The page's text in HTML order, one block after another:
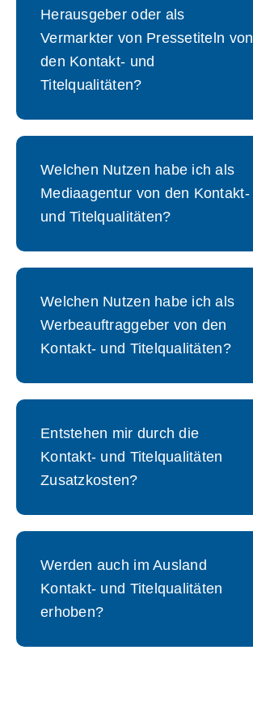
Herausgeber oder als
Vermarkter von Pressetiteln von
den Kontakt- und
Titelqualitäten?
Welchen Nutzen habe ich als
Mediaagentur von den Kontakt-
und Titelqualitäten?
Welchen Nutzen habe ich als
Werbeauftraggeber von den
Kontakt- und Titelqualitäten?
Entstehen mir durch die
Kontakt- und Titelqualitäten
Zusatzkosten?
Werden auch im Ausland
Kontakt- und Titelqualitäten
erhoben?